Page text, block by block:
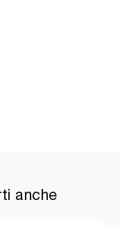
anche